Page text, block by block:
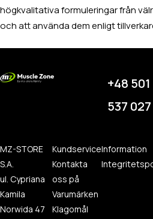
högkvalitativa formuleringar från
och att använda dem enligt
+48 501
537 027
MZ-STORE
S.A.
ul. Cypriana
Kamila
Norwida 47
Kundservice
Kontakta
oss på
Varumärken
Klagomål
Information